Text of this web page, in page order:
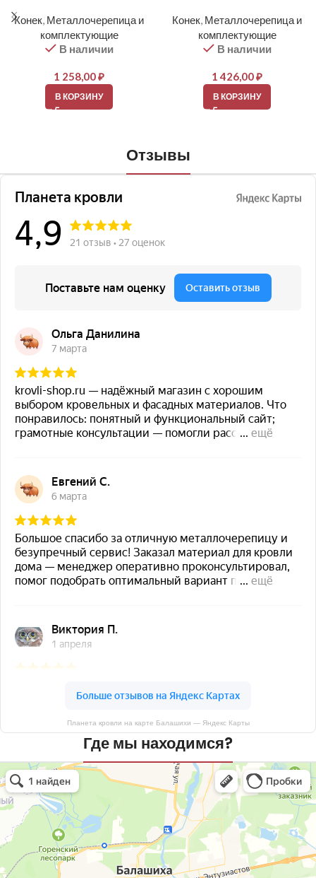
Конек, Металлочерепица и
комплектующие
В наличии
1 258,00₽
В КОРЗИНУ
Конек, Металлочерепица и
комплектующие
В наличии
1 426,00₽
В КОРЗИНУ
Отзывы
Планета кровли на карте Балашихи — Яндекс Карты
Где мы находимся?
Планета кровли
Кровля и кровельные материалы в Балашихе
Окна в Балашихе